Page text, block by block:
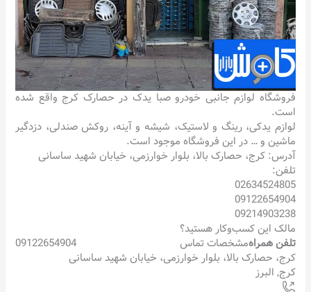
فروشگاه لوازم جانبی خودرو صبا یدک در حصارک کرج واقع شده
است.
لوازم یدکی، رینگ و لاستیک، شیشه و آینه، روکش صندلی، دزدگیر
ماشین و … در این فروشگاه موجود است.
آدرس: کرج، حصارک بالا، بلوار خوارزمی، خیابان شهید ساسانی
تلفن:
02634524805
09122654904
09214903238
مالک این کسب‌وکار هستید؟
تلفن همراه
09122654904
مشخصات تماس
کرج، حصارک بالا، بلوار خوارزمی، خیابان شهید ساسانی
کرج, البرز